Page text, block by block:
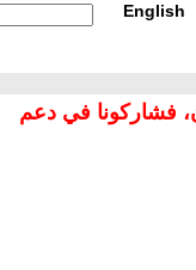
English
فشاركونا في دعم